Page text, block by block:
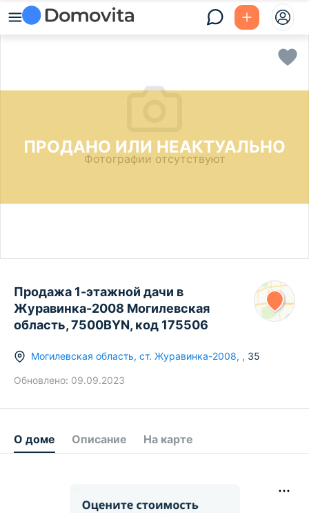
ПРОДАНО ИЛИ НЕАКТУАЛЬНО
Фотографии отсутствуют
Продажа 1-этажной дачи в
Журавинка-2008 Могилевская
область, 7500BYN, код 175506
Могилевская область, ст. Журавинка-2008, , 35
Обновлено: 09.09.2023
О доме Описание На карте